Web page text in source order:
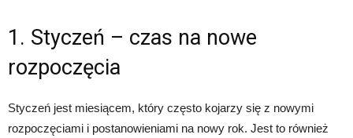
1. Styczeń – czas na nowe
rozpoczęcia
Styczeń jest miesiącem, który często kojarzy się z nowymi
rozpoczęciami i postanowieniami na nowy rok. Jest to również